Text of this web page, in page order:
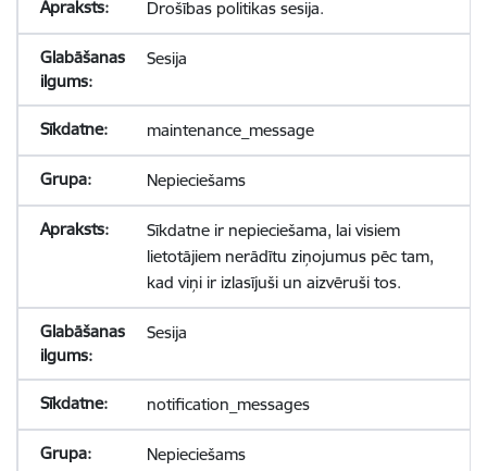
Drošības politikas sesija.
Sesija
maintenance_message
Nepieciešams
Sīkdatne ir nepieciešama, lai visiem
lietotājiem nerādītu ziņojumus pēc tam,
kad viņi ir izlasījuši un aizvēruši tos.
Sesija
notification_messages
Nepieciešams